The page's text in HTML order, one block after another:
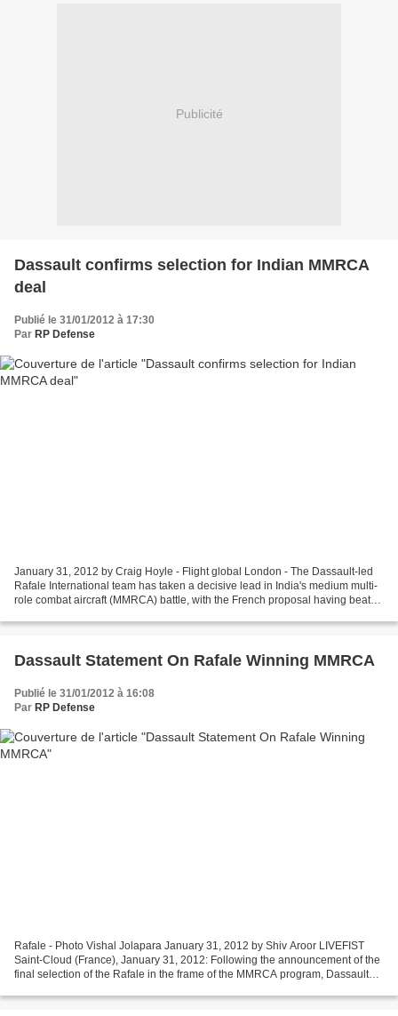
Publicité
Dassault confirms selection for Indian MMRCA
deal
Publié le 31/01/2012 à 17:30
Par RP Defense
January 31, 2012 by Craig Hoyle - Flight global London - The Dassault-led
Rafale International team has taken a decisive lead in India's medium multi-
role combat aircraft (MMRCA) battle, with the French proposal having beaten
Dassault Statement On Rafale Winning MMRCA
Publié le 31/01/2012 à 16:08
Par RP Defense
Rafale - Photo Vishal Jolapara January 31, 2012 by Shiv Aroor LIVEFIST
Saint-Cloud (France), January 31, 2012: Following the announcement of the
final selection of the Rafale in the frame of the MMRCA program, Dassault